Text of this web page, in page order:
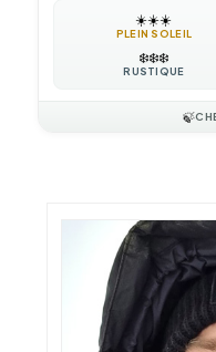
☀️☀️☀️
PLEIN SOLEIL
❄️❄️❄️
RUSTIQUE
🍃